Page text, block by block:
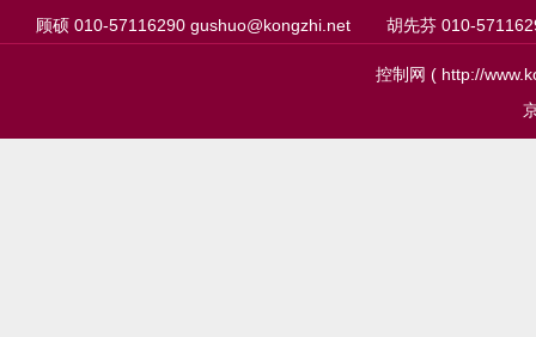
顾硕 010-57116290 gushuo@kongzhi.net 胡先芬 010-
控制网 ( http://